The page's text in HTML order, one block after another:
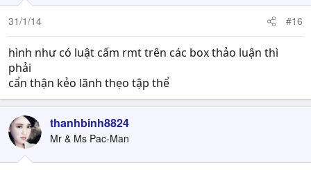
31/1/14 #16
hình như có luật cấm rmt trên các box thảo luận thì
phải
cẩn thận kẻo lãnh thẹo tập thể
thanhbinh8824
Mr & Ms Pac-Man